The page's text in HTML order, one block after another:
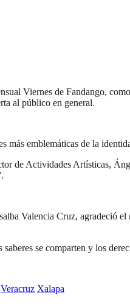
Viernes de Fandango,
al público en general.
más emblemáticas de la
de Actividades Artísticas,
Valencia Cruz, agradeció
se comparten y los
Veracruz Xalapa